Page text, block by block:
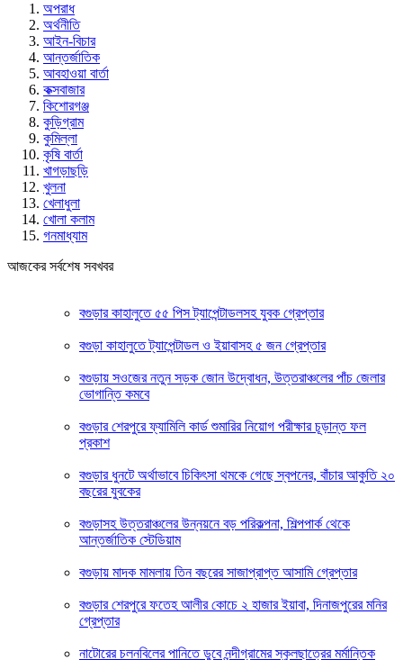
অপরাধ
অর্থনীতি
আইন-বিচার
আন্তর্জাতিক
আবহাওয়া বার্তা
কক্সবাজার
কিশোরগঞ্জ
কুড়িগ্রাম
কুমিল্লা
কৃষি বার্তা
খাগড়াছড়ি
খুলনা
খেলাধুলা
খোলা কলাম
গনমাধ্যাম
আজকের সর্বশেষ সবখবর
বগুড়ার কাহালুতে ৫৫ পিস ট্যাপেন্টাডলসহ যুবক গ্রেপ্তার
বগুড়া কাহালুতে ট্যাপেন্টাডল ও ইয়াবাসহ ৫ জন গ্রেপ্তার
বগুড়ায় সওজের নতুন সড়ক জোন উদ্বোধন, উত্তরাঞ্চলের পাঁচ জেলার
ভোগান্তি কমবে
বগুড়ার শেরপুরে ফ্যামিলি কার্ড শুমারির নিয়োগ পরীক্ষার চূড়ান্ত ফল
প্রকাশ
বগুড়ার ধুনটে অর্থাভাবে চিকিৎসা থমকে গেছে স্বপনের, বাঁচার আকুতি ২০
বছরের যুবকের
বগুড়াসহ উত্তরাঞ্চলের উন্নয়নে বড় পরিকল্পনা, শিল্পপার্ক থেকে
আন্তর্জাতিক স্টেডিয়াম
বগুড়ায় মাদক মামলায় তিন বছরের সাজাপ্রাপ্ত আসামি গ্রেপ্তার
বগুড়ার শেরপুরে ফতেহ আলীর কোচে ২ হাজার ইয়াবা, দিনাজপুরের মনির
গ্রেপ্তার
নাটোরের চলনবিলের পানিতে ডুবে নন্দীগ্রামের স্কুলছাত্রের মর্মান্তিক